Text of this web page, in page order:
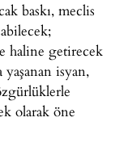
baskı, meclis
haline getirecek
yaşanan isyan,
olarak öne